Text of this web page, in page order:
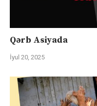
Qərb Asiyada
İyul 20, 2025